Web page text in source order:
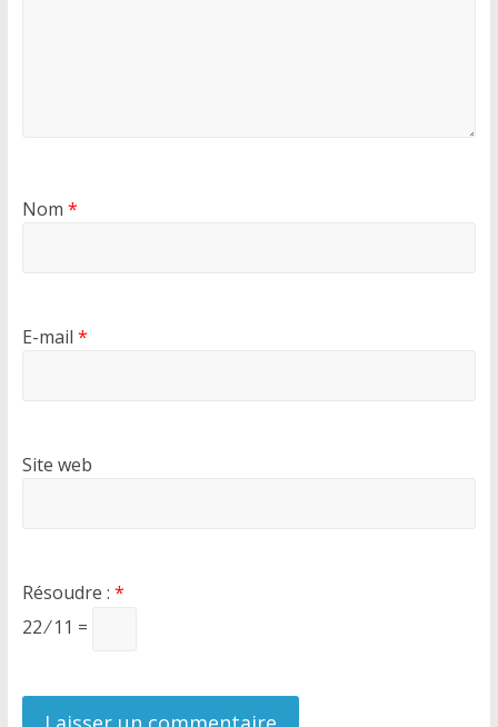
Nom *
E-mail *
Site web
Résoudre : *
22 ⁄ 11 =